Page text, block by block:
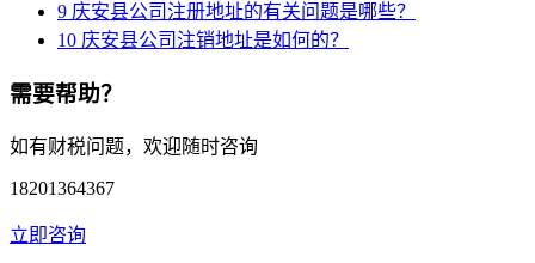
9 庆安县公司注册地址的有关问题是哪些？
10 庆安县公司注销地址是如何的？
需要帮助？
如有财税问题，欢迎随时咨询
18201364367
立即咨询